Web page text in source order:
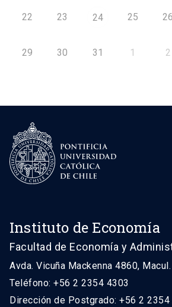
22 23 24 25 26
29 30 31 1 2
Instituto de Economía
Facultad de Economía y
Avda. Vicuña Mackenna 4860,
Teléfono: +56 2 2354 4303
Dirección de Postgrado: +56 2 2354